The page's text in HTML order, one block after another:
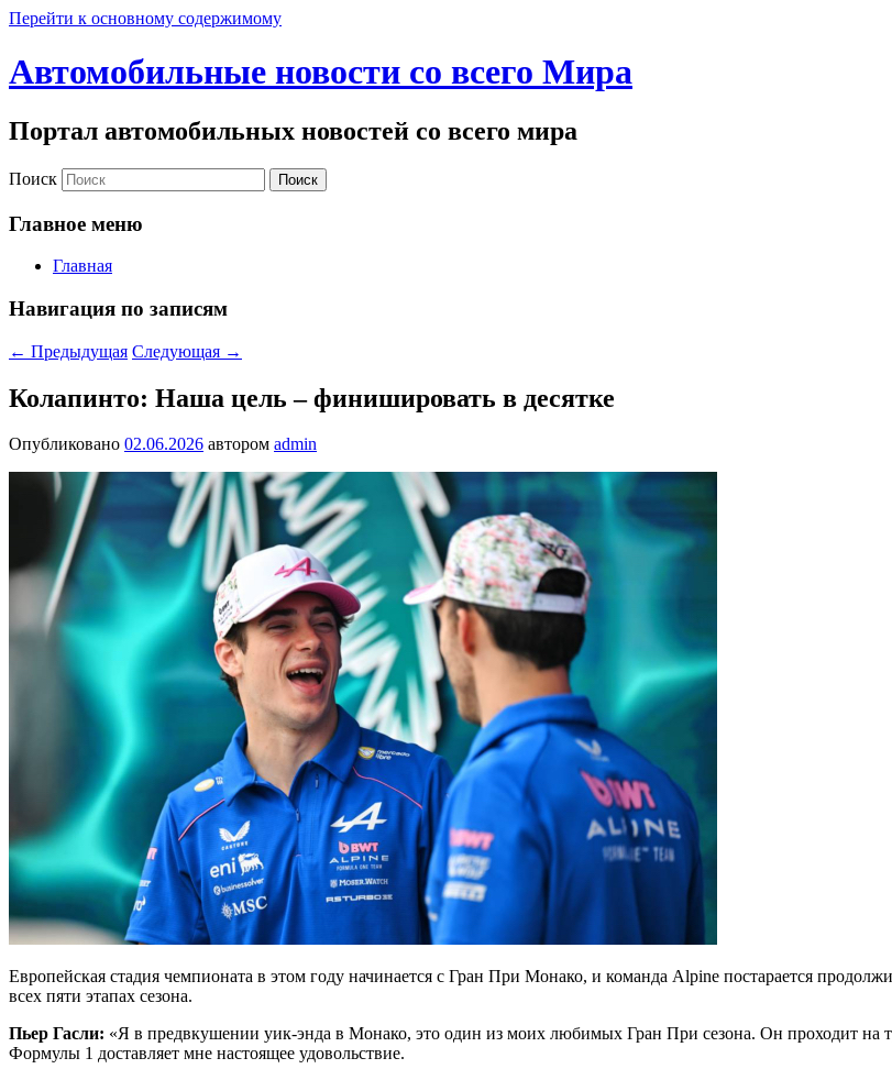
Перейти к основному содержимому
Автомобильные новости со всего Мира
Портал автомобильных новостей со всего мира
Поиск
Главное меню
Главная
Навигация по записям
← Предыдущая Следующая →
Колапинто: Наша цель – финишировать в десятке
Опубликовано 02.06.2026 автором admin
Европейская стадия чемпионата в этом году начинается с Гран При Монако, и команда Alpine постарается
всех пяти этапах сезона.
Пьер Гасли: «Я в предвкушении уик-энда в Монако, это один из моих любимых Гран При сезона. Он проходит на
Формулы 1 доставляет мне настоящее удовольствие.